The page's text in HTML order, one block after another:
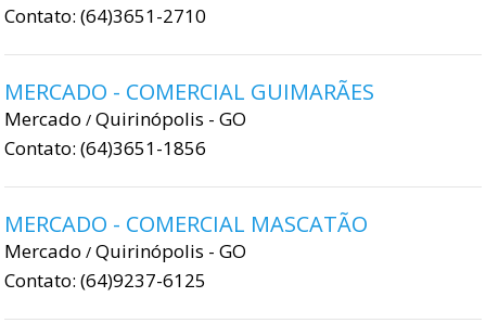
Contato: (64)3651-2710
MERCADO - COMERCIAL GUIMARÃES
Mercado / Quirinópolis - GO
Contato: (64)3651-1856
MERCADO - COMERCIAL MASCATÃO
Mercado / Quirinópolis - GO
Contato: (64)9237-6125